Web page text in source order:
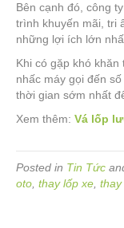
Bên cạnh đó, công
trình khuyến mãi, tri
những lợi ích lớn
Khi có gặp khó
nhấc máy gọi đến số
thời gian sớm nhất
Xem thêm: Vá lốp
Posted in Tin Tức
oto thay lốp xe thay